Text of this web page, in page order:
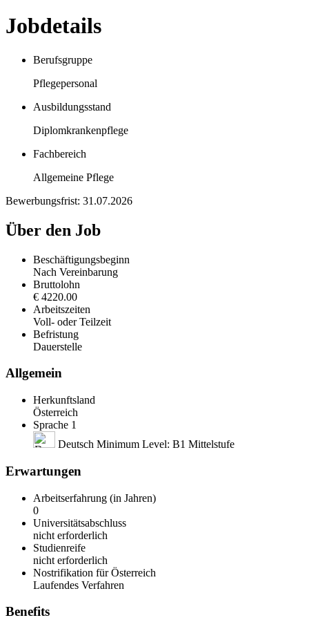
Jobdetails
Berufsgruppe
Pflegepersonal
Ausbildungsstand
Diplomkrankenpflege
Fachbereich
Allgemeine Pflege
Bewerbungsfrist: 31.07.2026
Über den Job
Beschäftigungsbeginn
Nach Vereinbarung
Bruttolohn
€ 4220.00
Arbeitszeiten
Voll- oder Teilzeit
Befristung
Dauerstelle
Allgemein
Herkunftsland
Österreich
Sprache 1
Deutsch Minimum Level: B1 Mittelstufe
Erwartungen
Arbeitserfahrung (in Jahren)
0
Universitätsabschluss
nicht erforderlich
Studienreife
nicht erforderlich
Nostrifikation für Österreich
Laufendes Verfahren
Benefits